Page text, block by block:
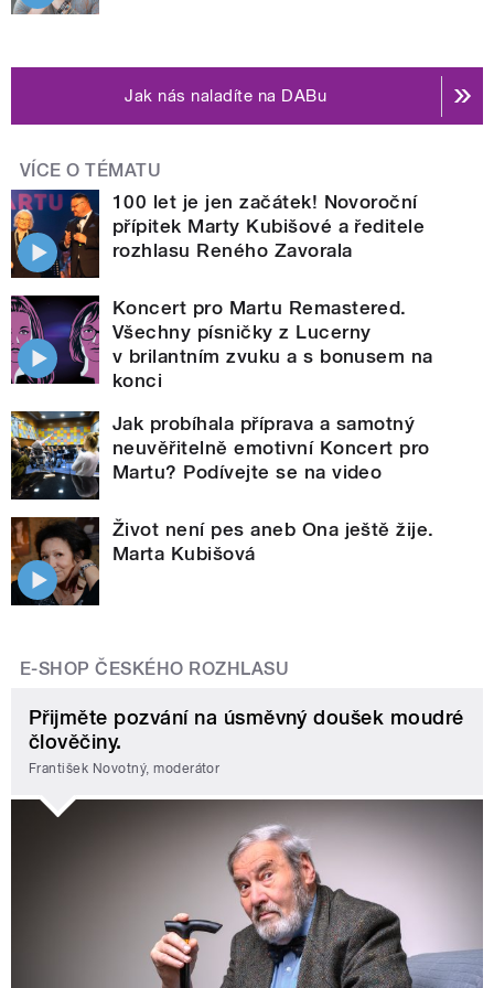
Jak nás naladíte na DABu
VÍCE O TÉMATU
100 let je jen začátek! Novoroční
přípitek Marty Kubišové a ředitele
rozhlasu Reného Zavorala
Koncert pro Martu Remastered.
Všechny písničky z Lucerny
v brilantním zvuku a s bonusem na
konci
Jak probíhala příprava a samotný
neuvěřitelně emotivní Koncert pro
Martu? Podívejte se na video
Život není pes aneb Ona ještě žije.
Marta Kubišová
E-SHOP ČESKÉHO ROZHLASU
Přijměte pozvání na úsměvný doušek moudré
člověčiny.
František Novotný, moderátor